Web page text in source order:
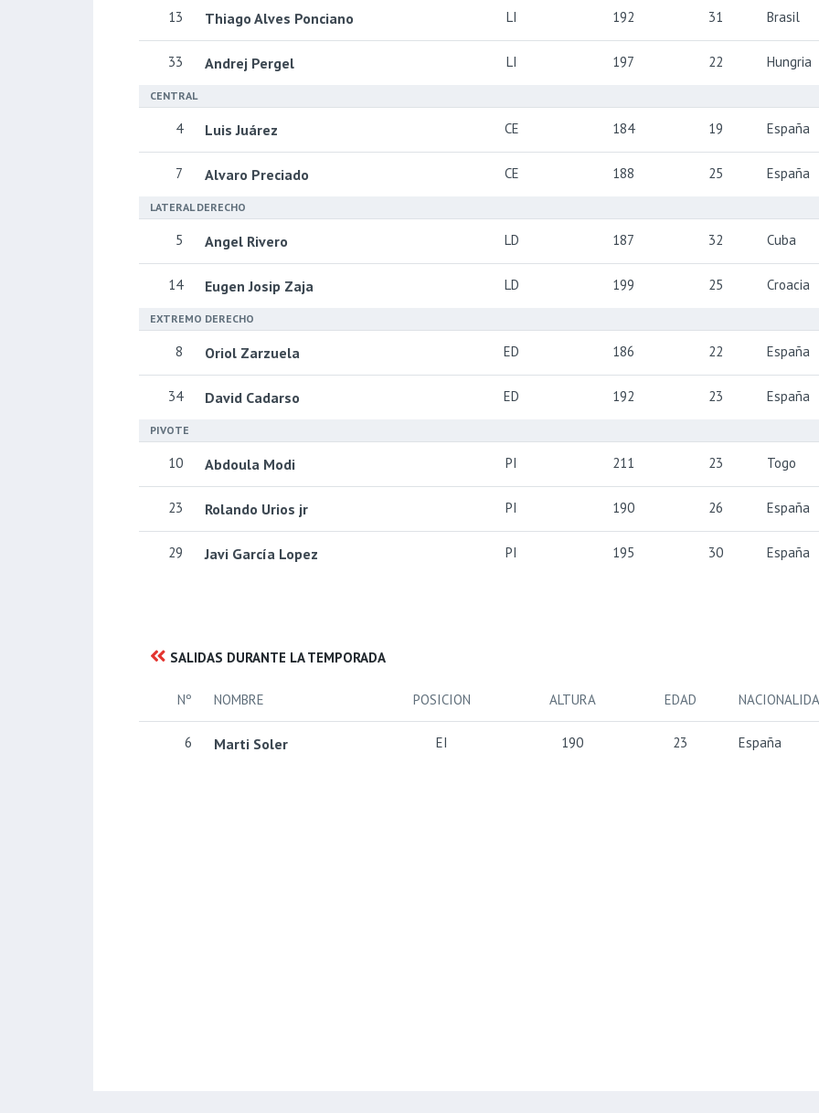
13 Thiago Alves Ponciano LI 192 31 Brasil
33 Andrej Pergel LI 197 22 Hungria
CENTRAL
4 Luis Juárez CE 184 19 España
7 Alvaro Preciado CE 188 25 España
LATERAL DERECHO
5 Angel Rivero LD 187 32 Cuba
14 Eugen Josip Zaja LD 199 25 Croacia
EXTREMO DERECHO
8 Oriol Zarzuela ED 186 22 España
34 David Cadarso ED 192 23 España
PIVOTE
10 Abdoula Modi PI 211 23 Togo
23 Rolando Urios jr PI 190 26 España
29 Javi García Lopez PI 195 30 España
SALIDAS DURANTE LA TEMPORADA
Nº NOMBRE POSICION ALTURA EDAD
6 Marti Soler EI 190 23 España